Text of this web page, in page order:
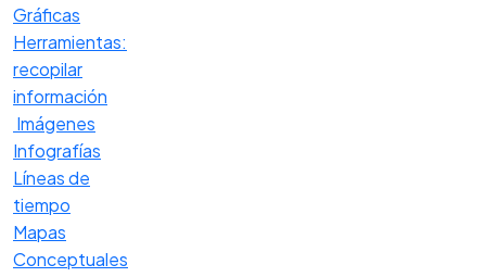
Gráficas
Herramientas:
recopilar
información
Imágenes
Infografías
Líneas de
tiempo
Mapas
Conceptuales